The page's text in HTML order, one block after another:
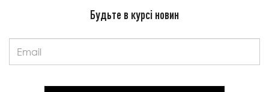
Будьте в курсі новин